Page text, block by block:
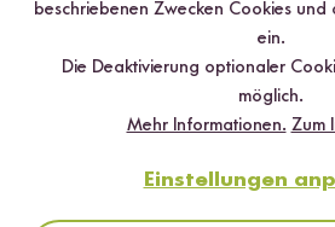
Loading...
CHF 11.33 / kg ab
beschriebenen Zwecken Cookies und
ein.
Die Deaktivierung optionaler
möglich.
Mehr Informationen. Zum
Einstellungen